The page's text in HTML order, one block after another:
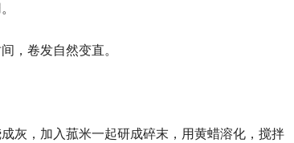
，卷发自然变直。
灰，加入菰米一起研成碎末，用黄蜡溶化，搅拌